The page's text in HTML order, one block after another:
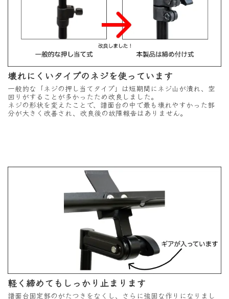
壊れにくいタイプのネジを使っています
一般的な「ネジの押し当てタイプ」は短期間にネジ山が潰れ、空
回りがすることが多かったため改良しました。
ネジの形状を変えたことで、譜面台の中で最も壊れやすかった部
分が大きく改善され、改良後の故障報告はありません。
軽く締めてもしっかり止まります
譜面台固定部のがたつきをなくし、さらに強固な作りになりまし